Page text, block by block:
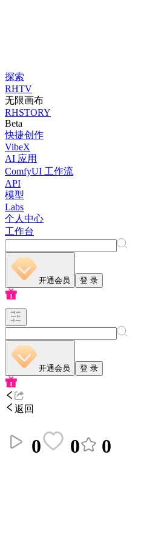
探索
RHTV
无限画布
RHSTORY
Beta
快捷创作
VibeX
AI 应用
ComfyUI 工作流
API
模型
Labs
个人中心
工作台
开通会员 登 录
开通会员 登 录
返回
0 0 0